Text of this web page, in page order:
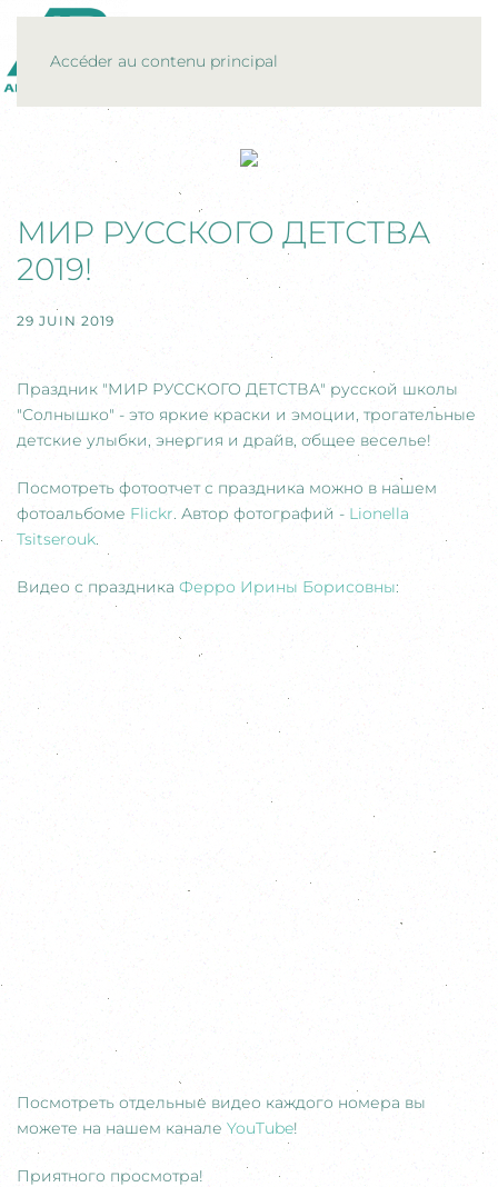
Accéder au contenu principal
МИР РУССКОГО ДЕТСТВА
2019!
29 JUIN 2019
Праздник "МИР РУССКОГО ДЕТСТВА" русской школы
"Солнышко" - это яркие краски и эмоции, трогательные
детские улыбки, энергия и драйв, общее веселье!
Посмотреть фотоотчет с праздника можно в нашем
фотоальбоме Fliсkr. Автор фотографий - Lionella
Tsitserouk.
Видео с праздника Ферро Ирины Борисовны:
Посмотреть отдельные видео каждого номера вы
можете на нашем канале YouTube!
Приятного просмотра!